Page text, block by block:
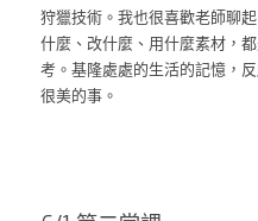
狩獵技術。我也很喜歡老師聊
什麼、改什麼、用什麼素材，
考。基隆處處的生活的記憶，
很美的事。